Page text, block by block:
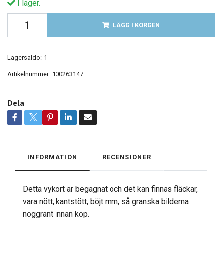
I lager.
LÄGG I KORGEN
Lagersaldo: 1
Artikelnummer: 100263147
Dela
INFORMATION RECENSIONER
Detta vykort är begagnat och det kan finnas fläckar,
vara nött, kantstött, böjt mm, så granska bilderna
noggrant innan köp.